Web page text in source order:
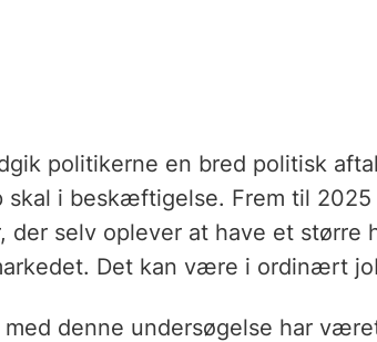
politikerne en bred politisk
skal i beskæftigelse. Frem til
der selv oplever at have et større
Det kan være i ordinært
med denne undersøgelse har